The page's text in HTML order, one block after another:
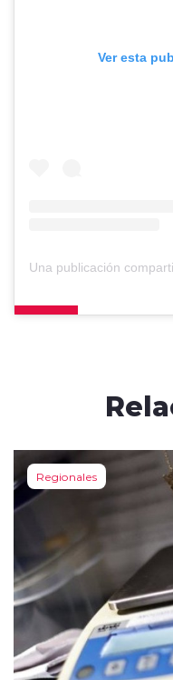
Ver esta
Regionales